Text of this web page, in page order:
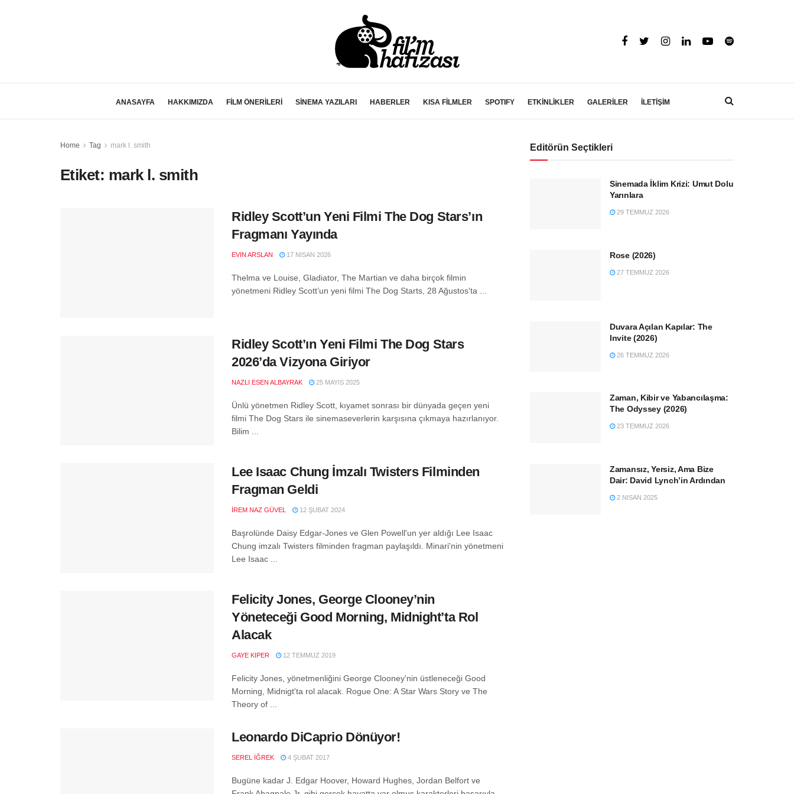
ANASAYFA HAKKIMIZDA FİLM ÖNERİLERİ SİNEMA YAZILARI HABERLER KISA FİLMLER SPOTIFY ETKİNLİKLER GALERİLER İLETİŞİM
Home Tag mark l. smith
Etiket: mark l. smith
Ridley Scott’un Yeni Filmi The Dog Stars’ın
Fragmanı Yayında
EVIN ARSLAN 17 NISAN 2026
Thelma ve Louise, Gladiator, The Martian ve daha birçok filmin
yönetmeni Ridley Scott’un yeni filmi The Dog Starts, 28 Ağustos'ta ...
Ridley Scott’ın Yeni Filmi The Dog Stars
2026’da Vizyona Giriyor
NAZLI ESEN ALBAYRAK 25 MAYIS 2025
Ünlü yönetmen Ridley Scott, kıyamet sonrası bir dünyada geçen yeni
filmi The Dog Stars ile sinemaseverlerin karşısına çıkmaya hazırlanıyor.
Bilim ...
Lee Isaac Chung İmzalı Twisters Filminden
Fragman Geldi
İREM NAZ GÜVEL 12 ŞUBAT 2024
Başrolünde Daisy Edgar-Jones ve Glen Powell'un yer aldığı Lee Isaac
Chung imzalı Twisters filminden fragman paylaşıldı. Minari'nin yönetmeni
Lee Isaac ...
Felicity Jones, George Clooney’nin
Yöneteceği Good Morning, Midnight’ta Rol
Alacak
GAYE KIPER 12 TEMMUZ 2019
Felicity Jones, yönetmenliğini George Clooney'nin üstleneceği Good
Morning, Midnigt'ta rol alacak. Rogue One: A Star Wars Story ve The
Theory of ...
Leonardo DiCaprio Dönüyor!
SEREL İĞREK 4 ŞUBAT 2017
Bugüne kadar J. Edgar Hoover, Howard Hughes, Jordan Belfort ve
Editörün Seçtikleri
Sinemada İklim Krizi: Umut Dolu
Yarınlara
29 TEMMUZ 2026
Rose (2026)
27 TEMMUZ 2026
Duvara Açılan Kapılar: The
Invite (2026)
26 TEMMUZ 2026
Zaman, Kibir ve Yabancılaşma:
The Odyssey (2026)
23 TEMMUZ 2026
Zamansız, Yersiz, Ama Bize
Dair: David Lynch’in Ardından
2 NISAN 2025